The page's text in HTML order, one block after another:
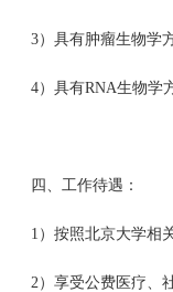
3）具有肿瘤生物学
4）具有RNA生物学
四、工作待遇：
1）按照北京大学相
2）享受公费医疗、